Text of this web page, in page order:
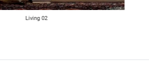
Living 02